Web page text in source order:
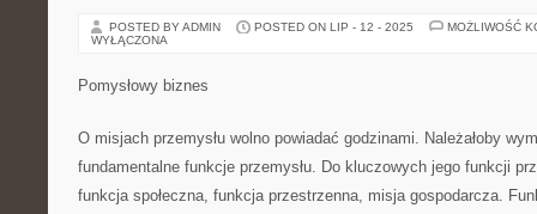
POSTED BY ADMIN POSTED ON LIP - 12 - 2025
MOŻLIWOŚĆ
WYŁĄCZONA
Pomysłowy biznes
O misjach przemysłu wolno powiadać godzinami. Należałoby
fundamentalne funkcje przemysłu. Do kluczowych jego funkcji
funkcja społeczna, funkcja przestrzenna, misja gospodarcza.